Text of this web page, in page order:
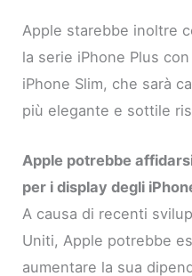
Apple starebbe inoltre
la serie iPhone Plus
iPhone Slim, che sarà
più elegante e sottile
Apple potrebbe
per i display degli
A causa di recenti
Uniti, Apple potrebbe
aumentare la sua